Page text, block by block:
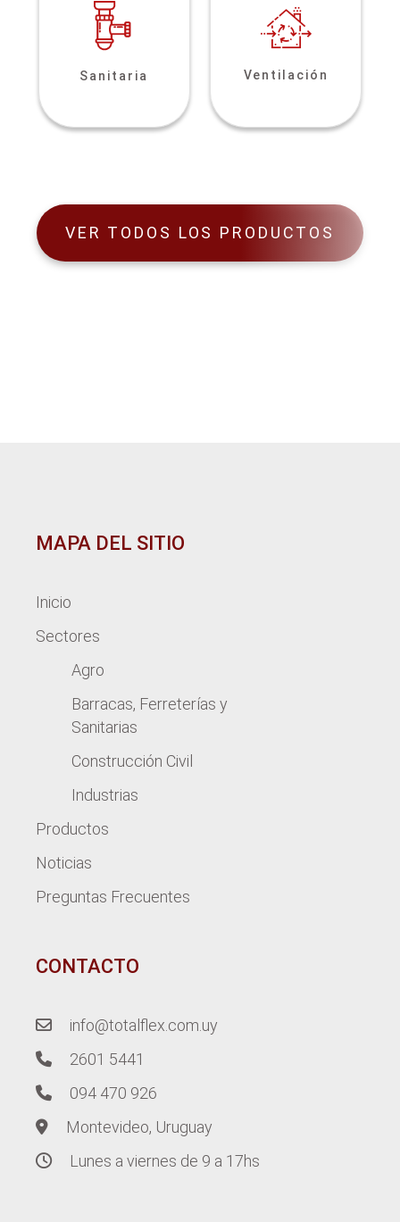
Sanitaria Ventilación
VER TODOS LOS PRODUCTOS
MAPA DEL SITIO
Inicio
Sectores
Agro
Barracas, Ferreterías y
Sanitarias
Construcción Civil
Industrias
Productos
Noticias
Preguntas Frecuentes
CONTACTO
info@totalflex.com.uy
2601 5441
094 470 926
Montevideo, Uruguay
Lunes a viernes de 9 a 17hs